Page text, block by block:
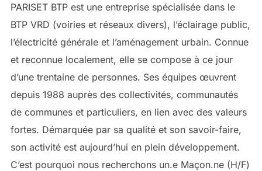
PARISET BTP est une entreprise spécialisée dans le
BTP VRD (voiries et réseaux divers), l’éclairage public,
l’électricité générale et l’aménagement urbain. Connue
et reconnue localement, elle se compose à ce jour
d’une trentaine de personnes. Ses équipes œuvrent
depuis 1988 auprès des collectivités, communautés
de communes et particuliers, en lien avec des valeurs
fortes. Démarquée par sa qualité et son savoir-faire,
son activité est aujourd’hui en plein développement.
C’est pourquoi nous recherchons un.e Maçon.ne (H/F)